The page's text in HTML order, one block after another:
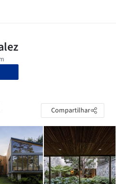
Compartilhar